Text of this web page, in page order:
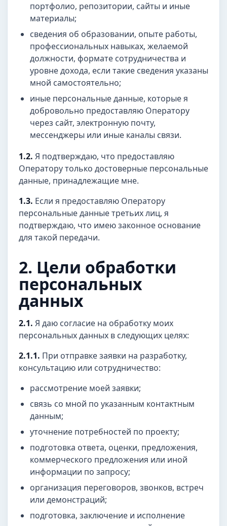
портфолио, репозитории, сайты и иные
материалы;
сведения об образовании, опыте работы,
профессиональных навыках, желаемой
должности, формате сотрудничества и
уровне дохода, если такие сведения указаны
мной самостоятельно;
иные персональные данные, которые я
добровольно предоставляю Оператору
через сайт, электронную почту,
мессенджеры или иные каналы связи.
1.2. Я подтверждаю, что предоставляю
Оператору только достоверные персональные
данные, принадлежащие мне.
1.3. Если я предоставляю Оператору
персональные данные третьих лиц, я
подтверждаю, что имею законное основание
для такой передачи.
2. Цели обработки
персональных
данных
2.1. Я даю согласие на обработку моих
персональных данных в следующих целях:
2.1.1. При отправке заявки на разработку,
консультацию или сотрудничество:
рассмотрение моей заявки;
связь со мной по указанным контактным
данным;
уточнение потребностей по проекту;
подготовка ответа, оценки, предложения,
коммерческого предложения или иной
информации по запросу;
организация переговоров, звонков, встреч
или демонстраций;
подготовка, заключение и исполнение